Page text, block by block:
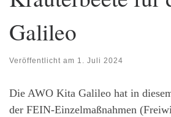
Galileo
Veröffentlicht am 1. Juli 2024
Die AWO Kita Galileo hat in
der FEIN-Einzelmaßnahmen